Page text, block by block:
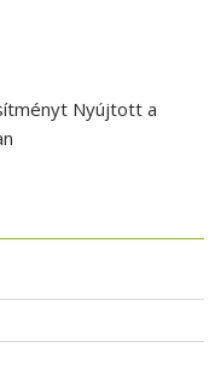
Nyújtott a